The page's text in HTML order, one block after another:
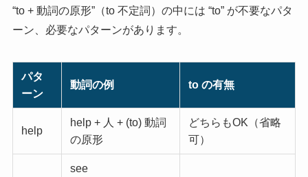
“to + 動詞の原形”（to 不定詞）の中には “to” が不要なパタ
ーン、必要なパターンがあります。
パタ
ーン
動詞の例 to の有無
help
help + 人 + (to) 動詞
の原形
どちらもOK（省略
可）
see